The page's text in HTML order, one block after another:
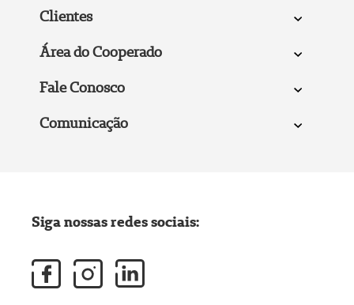
Clientes
Área do Cooperado
Fale Conosco
Comunicação
Siga nossas redes sociais: